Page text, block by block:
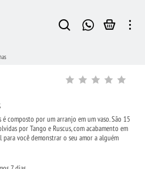
é composto por um arranjo em um vaso. São 15
por Tango e Ruscus, com acabamento em
você demonstrar o seu amor a alguém